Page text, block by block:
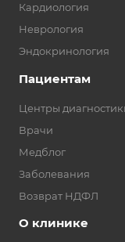
Кардиология
Неврология
Эндокринология
Пациентам
Центры
Врачи
Медблог
Заболевания
Возврат НДФЛ
О клинике